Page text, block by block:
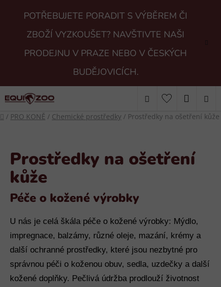
POTŘEBUJETE PORADIT S VÝBĚREM ČI
ZBOŽÍ VYZKOUŠET? NAVŠTIVTE NAŠI
PRODEJNU V PRAZE NEBO V ČESKÝCH
BUDĚJOVICÍCH.
Hledat
KOŠÍK
Domů
/ PRO KONĚ / Chemické prostředky / Prostředky na ošetření kůže
Prostředky na ošetření
kůže
Péče o kožené výrobky
U nás je celá škála péče o kožené výrobky: Mýdlo,
impregnace, balzámy, různé oleje, mazání, krémy a
další ochranné prostředky, které jsou nezbytné pro
správnou péči o koženou obuv, sedla, uzdečky a další
kožené doplňky. Pečlivá údržba prodlouží životnost